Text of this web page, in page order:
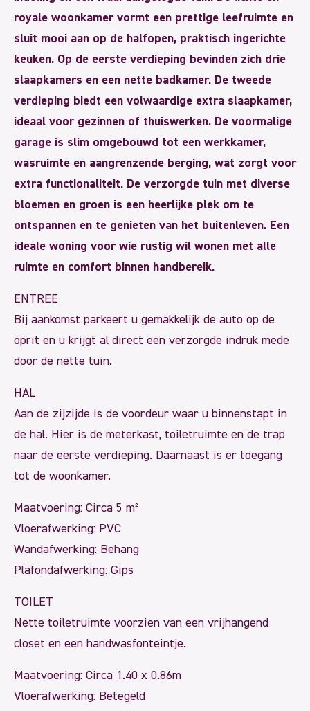
royale woonkamer vormt een prettige leefruimte en
sluit mooi aan op de halfopen, praktisch ingerichte
keuken. Op de eerste verdieping bevinden zich drie
slaapkamers en een nette badkamer. De tweede
verdieping biedt een volwaardige extra slaapkamer,
ideaal voor gezinnen of thuiswerken. De voormalige
garage is slim omgebouwd tot een werkkamer,
wasruimte en aangrenzende berging, wat zorgt voor
extra functionaliteit. De verzorgde tuin met diverse
bloemen en groen is een heerlijke plek om te
ontspannen en te genieten van het buitenleven. Een
ideale woning voor wie rustig wil wonen met alle
ruimte en comfort binnen handbereik.
ENTREE
Bij aankomst parkeert u gemakkelijk de auto op de
oprit en u krijgt al direct een verzorgde indruk mede
door de nette tuin.
HAL
Aan de zijzijde is de voordeur waar u binnenstapt in
de hal. Hier is de meterkast, toiletruimte en de trap
naar de eerste verdieping. Daarnaast is er toegang
tot de woonkamer.
Maatvoering: Circa 5 m²
Vloerafwerking: PVC
Wandafwerking: Behang
Plafondafwerking: Gips
TOILET
Nette toiletruimte voorzien van een vrijhangend
closet en een handwasfonteintje.
Maatvoering: Circa 1.40 x 0.86m
Vloerafwerking: Betegeld